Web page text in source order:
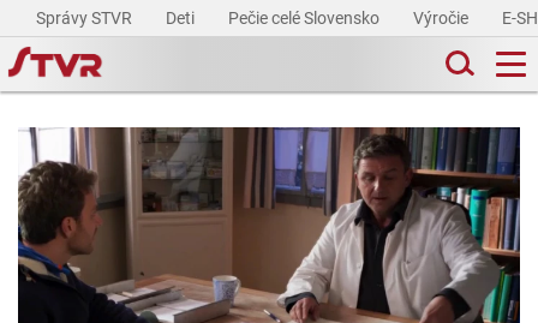
Správy STVR Deti Pečie celé Slovensko Výročie E-